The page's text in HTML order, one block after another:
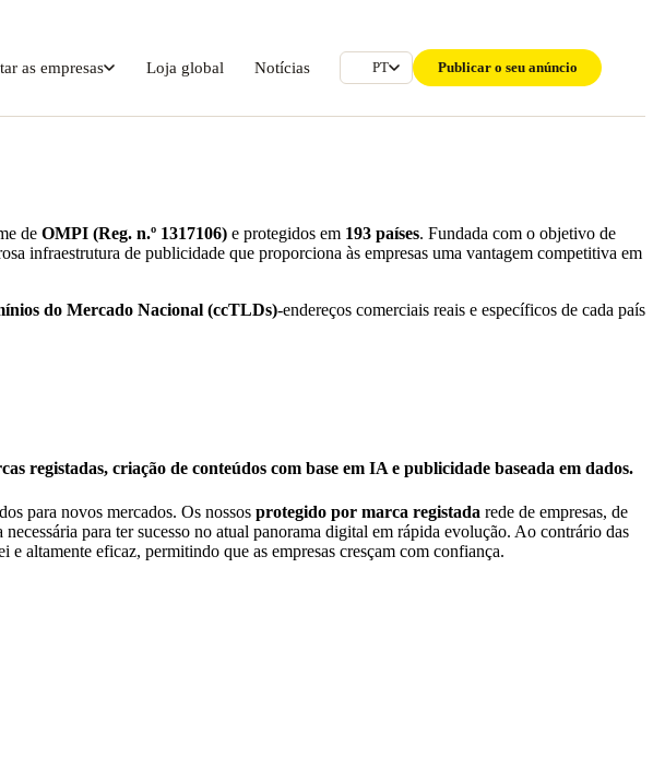
as empresas Loja global Notícias PT Publicar o seu anúncio
de OMPI (Reg. n.º 1317106) e protegidos em 193 países. Fundada com o objetivo de
infraestrutura de publicidade que proporciona às empresas uma vantagem competitiva em
do Mercado Nacional (ccTLDs)-endereços comerciais reais e específicos de cada país
registadas, criação de conteúdos com base em IA e publicidade baseada em dados.
para novos mercados. Os nossos protegido por marca registada rede de empresas, de
para ter sucesso no atual panorama digital em rápida evolução. Ao contrário das
altamente eficaz, permitindo que as empresas cresçam com confiança.